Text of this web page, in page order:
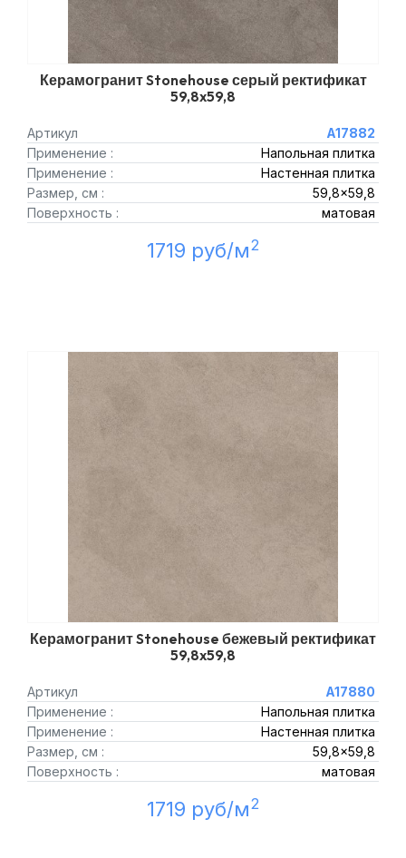
Керамогранит Stonehouse серый ректификат
59,8x59,8
Артикул
A17882
Применение :
Напольная плитка
Применение :
Настенная плитка
Размер, см :
59,8x59,8
Поверхность :
матовая
1719 руб/м2
Керамогранит Stonehouse бежевый ректификат
59,8x59,8
Артикул
A17880
Применение :
Напольная плитка
Применение :
Настенная плитка
Размер, см :
59,8x59,8
Поверхность :
матовая
1719 руб/м2